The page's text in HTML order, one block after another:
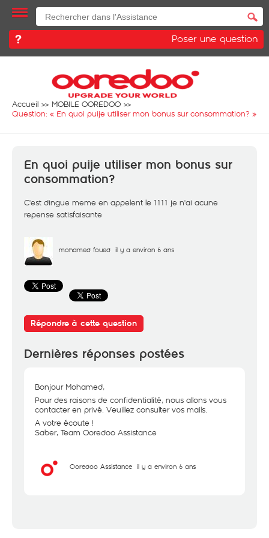
Poser une question
Accueil
MOBILE OOREDOO
Question: « En quoi puije utiliser mon bonus sur consommation? »
En quoi puije utiliser mon bonus sur
consommation?
C'est dingue meme en appelent le 1111 je n'ai acune
repense satisfaisante
mohamed foued il y a environ 6 ans
Répondre à cette question
Dernières réponses postées
Bonjour Mohamed,
Pour des raisons de confidentialité, nous allons vous
contacter en privé. Veuillez consulter vos mails.
A votre écoute !
Saber, Team Ooredoo Assistance
Ooredoo Assistance il y a environ 6 ans